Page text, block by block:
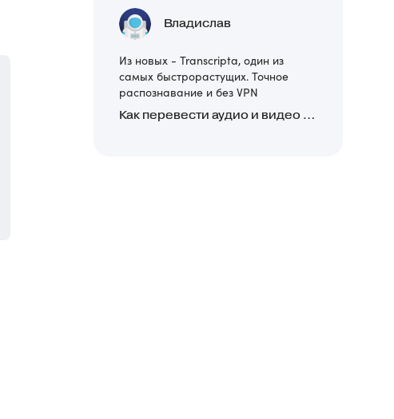
Владислав
Из новых - Transcripta, один из
самых быстрорастущих. Точное
распознавание и без VPN
Как перевести аудио и видео в текст: обзор 24 нейросетей, программ и сервисов для транскрибации